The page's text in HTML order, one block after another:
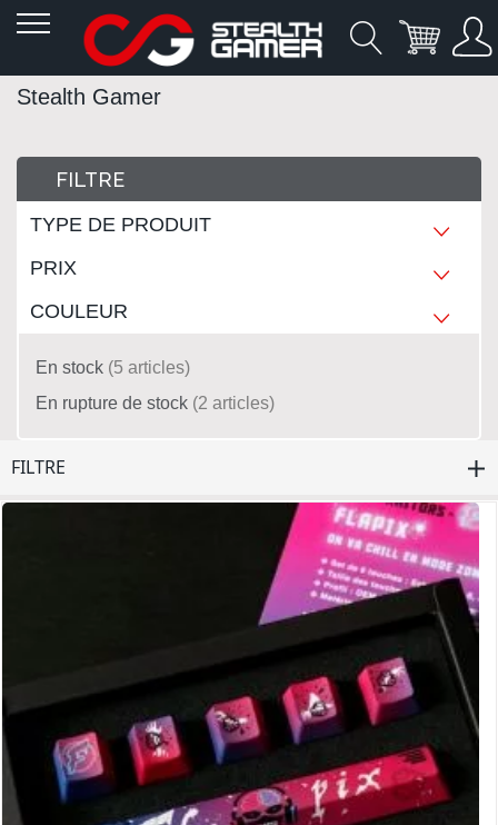
AllezStealth Gamer
FILTRE
FILTRE
TYPE DE PRODUIT
PRIX
COULEUR
En stock 5 articles
En rupture de stock 2 articles